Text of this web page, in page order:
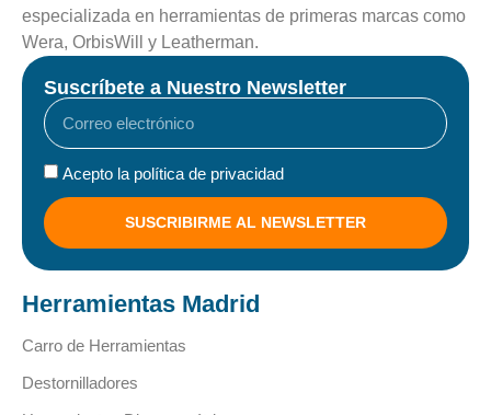
especializada en herramientas de primeras marcas como
Wera, OrbisWill y Leatherman.
Suscríbete a Nuestro Newsletter
Acepto la política de privacidad
SUSCRIBIRME AL NEWSLETTER
Herramientas Madrid
Carro de Herramientas
Destornilladores